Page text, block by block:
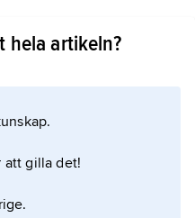
gjorda med det
(se
hela artikeln?
att gilla det!